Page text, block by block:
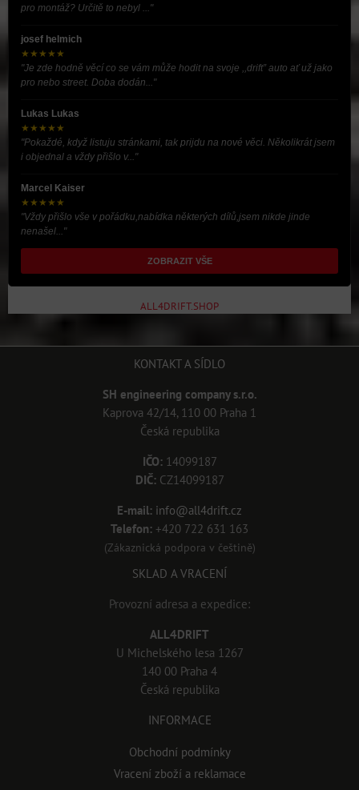
pro montáž? Určitě to nebyl ..."
josef helmich
★★★★★
"Je zde hodně věcí co se vám může hodit na svoje ,,drift” auto ať už jako
pro nebo street. Doba dodán..."
Lukas Lukas
★★★★★
"Pokaždé, když listuju stránkami, tak prijdu na nové věci. Několikrát jsem
i objednal a vždy přišlo v..."
Marcel Kaiser
★★★★★
"Vždy přišlo vše v pořádku,nabídka některých dílů,jsem nikde jinde
nenašel..."
ZOBRAZIT VŠE
ALL4DRIFT.SHOP
KONTAKT A SÍDLO
SH engineering company s.r.o.
Kaprova 42/14, 110 00 Praha 1
Česká republika
IČO:14099187
DIČ:CZ14099187
E-mail: info@all4drift.cz
Telefon: +420 722 631 163
(Zákaznická podpora v češtině)
SKLAD A VRACENÍ
Provozní adresa a expedice:
ALL4DRIFT
U Michelského lesa 1267
140 00 Praha 4
Česká republika
INFORMACE
Obchodní podmínky
Vracení zboží a reklamace